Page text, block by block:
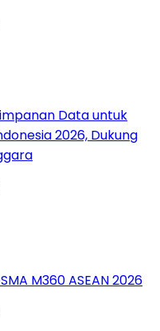
Data untuk
2026, Dukung
M360 ASEAN 2026